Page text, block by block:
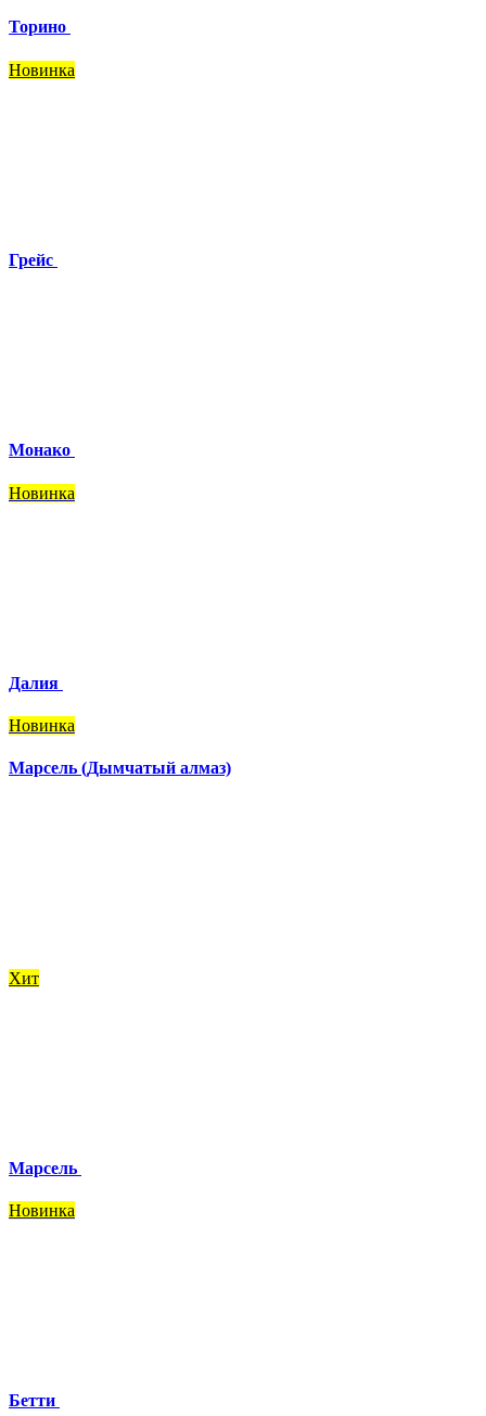
Торино
Новинка
Грейс
Монако
Новинка
Далия
Новинка
Марсель (Дымчатый алмаз)
Хит
Марсель
Новинка
Бетти